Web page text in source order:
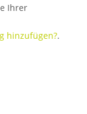
Ihrer
hinzufügen?.